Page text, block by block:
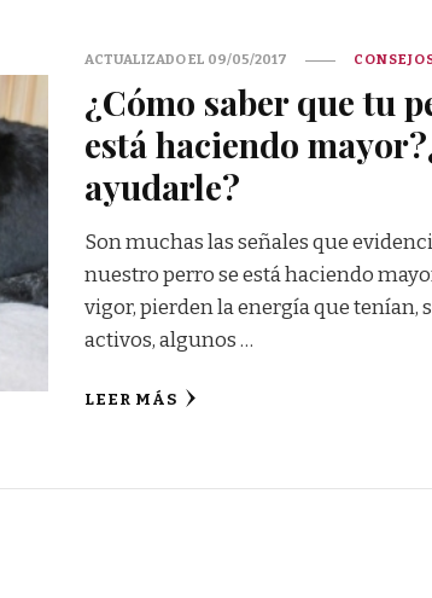
ACTUALIZADO EL 09/05/2017
¿Cómo saber que tu
está haciendo
ayudarle?
Son muchas las señales que
nuestro perro se está haciendo
vigor, pierden la energía que tenían,
activos, algunos …
LEER MÁS